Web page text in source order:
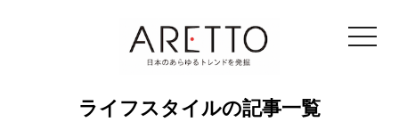
toggle
ライフスタイルの記事一覧